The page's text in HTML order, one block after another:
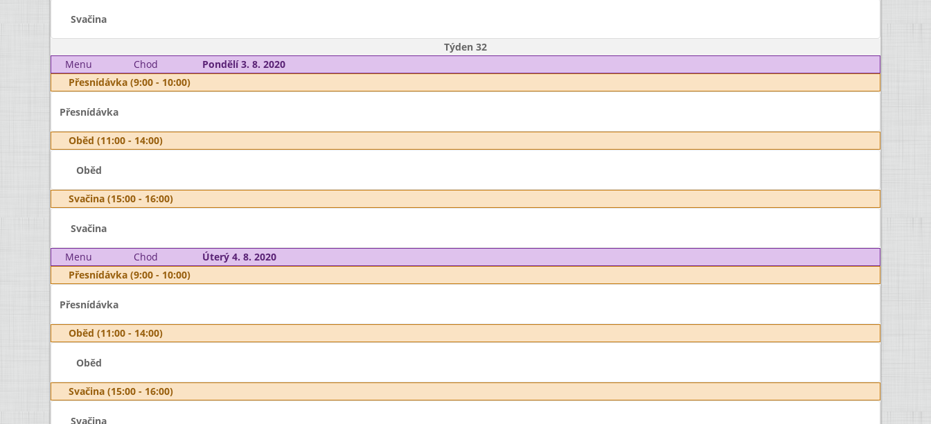
Svačina
Týden 32
Menu
Chod
Pondělí 3. 8. 2020
Přesnídávka (9:00 - 10:00)
Přesnídávka
Oběd (11:00 - 14:00)
Oběd
Svačina (15:00 - 16:00)
Svačina
Menu Chod
Úterý 4. 8. 2020
Přesnídávka (9:00 - 10:00)
Přesnídávka
Oběd (11:00 - 14:00)
Oběd
Svačina (15:00 - 16:00)
Svačina